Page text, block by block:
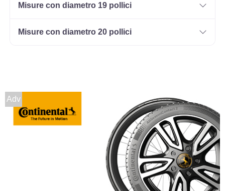
Misure con diametro 19 pollici
Misure con diametro 20 pollici
Adv